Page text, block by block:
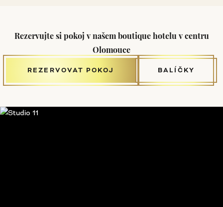
Rezervujte si pokoj v našem boutique hotelu v centru
Olomouce
REZERVOVAT POKOJ BALÍČKY